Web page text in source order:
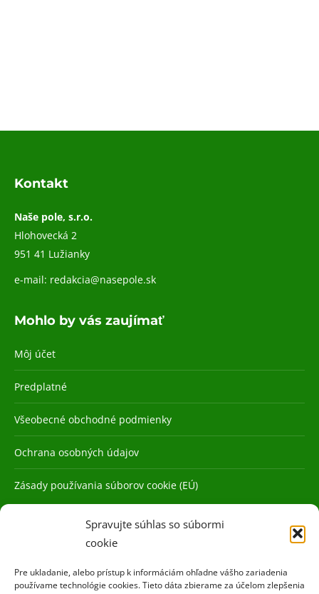
Spravujte súhlas so súbormi
cookie
Pre ukladanie, alebo prístup k informáciám ohľadne vášho zariadenia
používame technológie cookies. Tieto dáta zbierame za účelom zlepšenia
Kontakt
Naše pole, s.r.o.
Hlohovecká 2
951 41 Lužianky
e-mail: redakcia@nasepole.sk
Mohlo by vás zaujímať
Môj účet
Predplatné
Všeobecné obchodné podmienky
Ochrana osobných údajov
Zásady používania súborov cookie (EÚ)